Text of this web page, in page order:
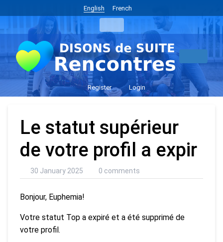
English French
Register Login
Le statut supérieur
de votre profil a expir
30 January 2025 0 comments
Bonjour, Euphemia!
Votre statut Top a expiré et a été supprimé de
votre profil.